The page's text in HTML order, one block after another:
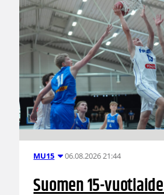
MU15 06.08.2026 21:44
Suomen 15-